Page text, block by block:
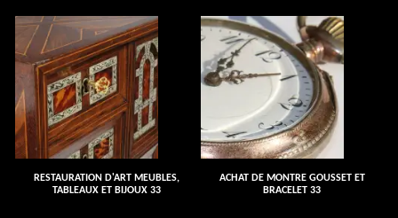
RESTAURATION D'ART MEUBLES,
TABLEAUX ET BIJOUX 33
ACHAT DE MONTRE GOUSSET ET
BRACELET 33